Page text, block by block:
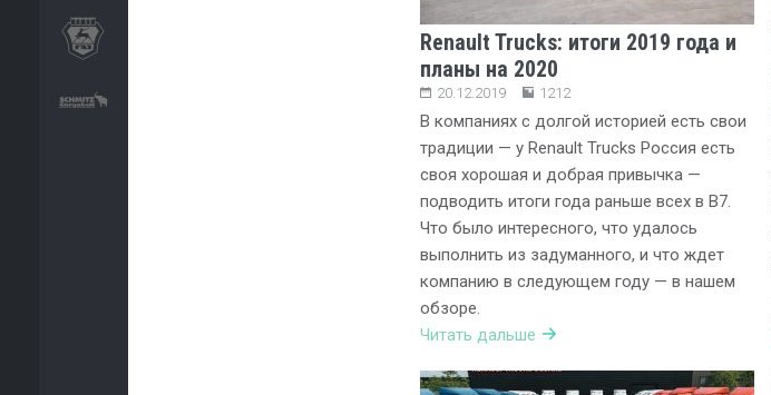
Renault Trucks: итоги 2019 года и
планы на 2020
20.12.2019 1212
В компаниях с долгой историей есть свои
традиции — у Renault Trucks Россия есть
своя хорошая и добрая привычка —
подводить итоги года раньше всех в B7.
Что было интересного, что удалось
выполнить из задуманного, и что ждет
компанию в следующем году — в нашем
обзоре.
Читать дальше